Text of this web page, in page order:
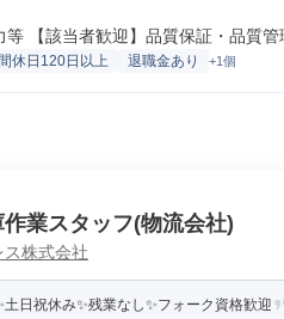
等 【該当者歓迎】品質保証・品質管
休日120日以上 退職金あり +1個
業スタッフ(物流会社)
ス株式会社
日祝休み✨残業なし✨フォーク資格歓迎